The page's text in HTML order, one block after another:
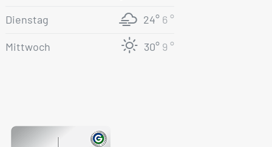
Dienstag 24° 6 °
Mittwoch 30° 9 °